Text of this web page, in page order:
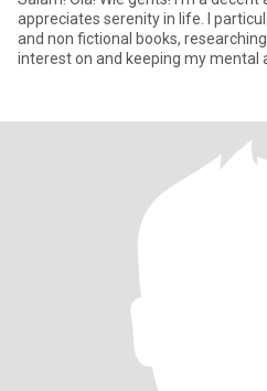
appreciates serenity in life. I particularly enjoy reading academic
and non fictional books,
interest on and keeping my mental